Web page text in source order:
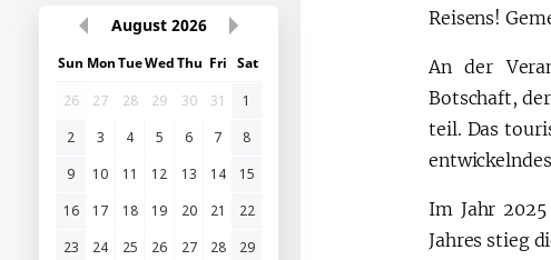
August 2026
Sun MonTueWedThu Fri Sat
26
27 28 29 30 31
1
2
3 4 5 6 7
8
9
10 11 12 13 14
15
16
17 18 19 20 21
22
23
24 25 26 27 28
29
Reisens!
An der
Botschaft,
teil. Das
Im Jahr
Jahres stieg